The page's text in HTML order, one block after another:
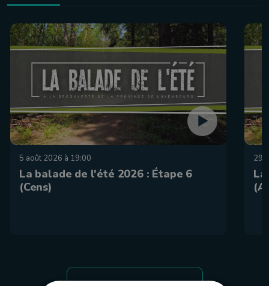
5 août 2026 à 19:00
La balade de l'été 2026 : Étape 6
(Cens)
29